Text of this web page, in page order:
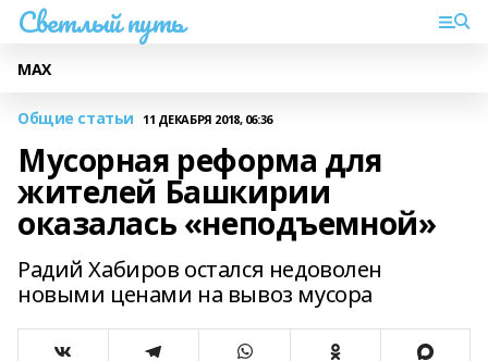
Светлый путь
МАХ
Общие статьи 11 ДЕКАБРЯ 2018, 06:36
Мусорная реформа для
жителей Башкирии
оказалась «неподъемной»
Радий Хабиров остался недоволен
новыми ценами на вывоз мусора